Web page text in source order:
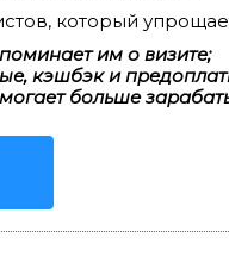
который
им о визите;
кэшбэк и
больше